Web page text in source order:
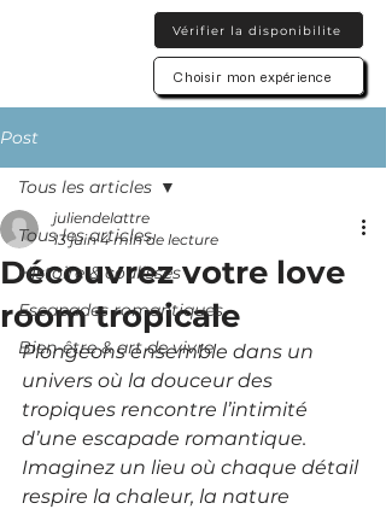
Vérifier la disponibilite
Choisir mon expérience
Post
Tous les articles
Histoire & coulisses
Escapades romantiques
Bien-être & art de vivre
Tous les articles
Découvrez votre love
room tropicale
juliendelattre
13 juin 4 min de lecture
Plongeons ensemble dans un
univers où la douceur des
tropiques rencontre l’intimité
d’une escapade romantique.
Imaginez un lieu où chaque détail
respire la chaleur, la nature